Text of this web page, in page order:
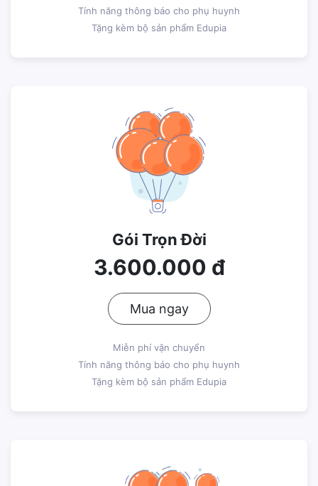
Tính năng thông báo cho phụ huynh
Tặng kèm bộ sản phẩm Edupia
Gói Trọn Đời
3.600.000 đ
Mua ngay
Miễn phí vận chuyển
Tính năng thông báo cho phụ huynh
Tặng kèm bộ sản phẩm Edupia